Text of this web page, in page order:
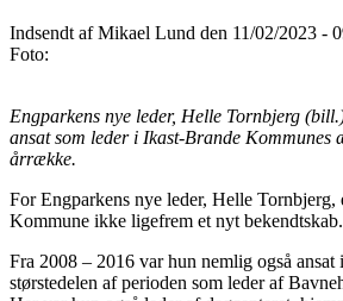
Indsendt afMikael Lund den 11/02/2023 -
Foto:
Engparkens nye leder, Helle Tornbjerg
ansat som leder i Ikast-Brande Kommunes
årrække.
For Engparkens nye leder, Helle Tornbjerg,
Kommune ikke ligefrem et nyt bekendtskab.
Fra 2008 – 2016 var hun nemlig også
størstedelen af perioden som leder af